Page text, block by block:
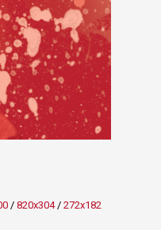
/ 820x304/ 272x182